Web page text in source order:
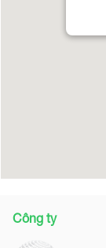
Công ty